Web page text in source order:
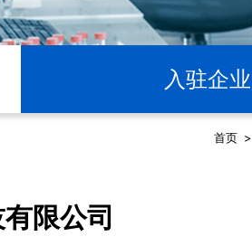
入驻企业
首页 >
限公司